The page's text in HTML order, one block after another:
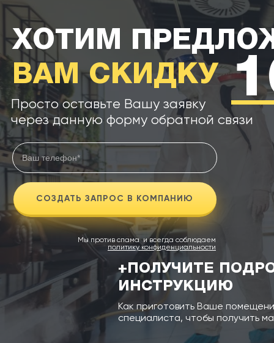
ХОТИМ
ВАМ СКИДКУ
Просто оставьте Вашу заявку
через данную форму обратной связи
Мы против спама и всегда соблюдаем
политику конфиденциальности
+ПОЛУЧИТЕ
ИНСТРУКЦИЮ
Как приготовить Ваше
специалиста, чтобы получить